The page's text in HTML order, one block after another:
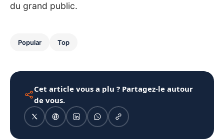
du grand public.
Popular Top
Cet article vous a plu ? Partagez-le autour
de vous.